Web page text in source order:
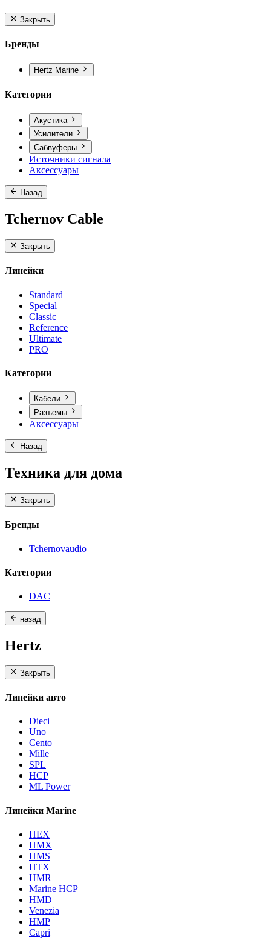
Закрыть
Бренды
Hertz Marine
Категории
Акустика
Усилители
Сабвуферы
Источники сигнала
Аксессуары
Назад
Tchernov Cable
Закрыть
Линейки
Standard
Special
Classic
Reference
Ultimate
PRO
Категории
Кабели
Разъемы
Аксессуары
Назад
Техника для дома
Закрыть
Бренды
Tchernovaudio
Категории
DAC
назад
Hertz
Закрыть
Линейки авто
Dieci
Uno
Cento
Mille
SPL
HCP
ML Power
Линейки Marine
HEX
HMX
HMS
HTX
HMR
Marine HCP
HMD
Venezia
HMP
Capri